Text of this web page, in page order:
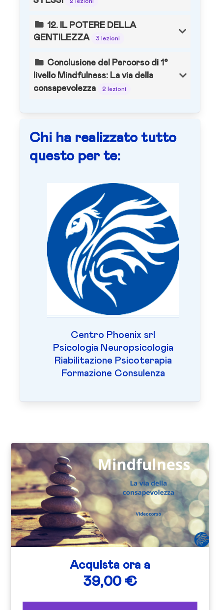
12. IL POTERE DELLA
GENTILEZZA
3 lezioni
Conclusione del Percorso di 1°
livello Mindfulness: La via della
consapevolezza
2 lezioni
Chi ha realizzato tutto
questo per te:
Centro Phoenix srl
Psicologia Neuropsicologia
Riabilitazione Psicoterapia
Formazione Consulenza
Acquista ora a
39,00 €